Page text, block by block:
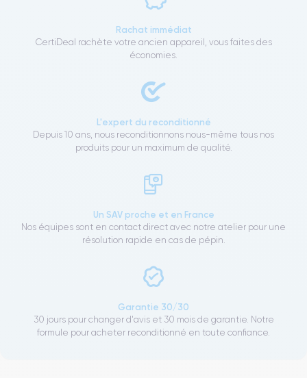
Rachat immédiat
CertiDeal rachète votre ancien appareil, vous faites des
économies.
L'expert du reconditionné
Depuis 10 ans, nous reconditionnons nous-même tous nos
produits pour un maximum de qualité.
Un SAV proche et en France
Nos équipes sont en contact direct avec notre atelier pour une
résolution rapide en cas de pépin.
Garantie 30/30
30 jours pour changer d'avis et 30 mois de garantie. Notre
formule pour acheter reconditionné en toute confiance.